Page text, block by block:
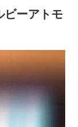
ビーアトモ